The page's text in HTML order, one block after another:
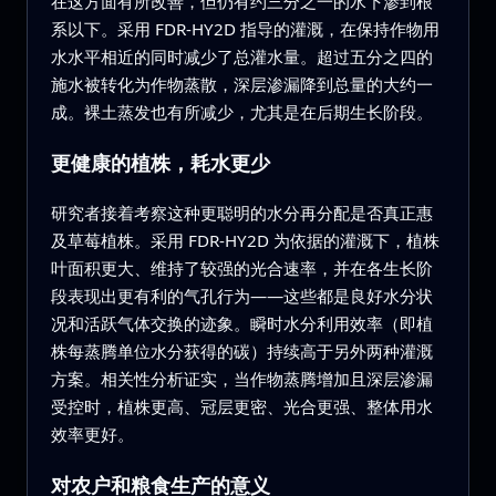
系以下。采用 FDR-HY2D 指导的灌溉，在保持作物用
水水平相近的同时减少了总灌水量。超过五分之四的
施水被转化为作物蒸散，深层渗漏降到总量的大约一
成。裸土蒸发也有所减少，尤其是在后期生长阶段。
更健康的植株，耗水更少
研究者接着考察这种更聪明的水分再分配是否真正惠
及草莓植株。采用 FDR-HY2D 为依据的灌溉下，植株
叶面积更大、维持了较强的光合速率，并在各生长阶
段表现出更有利的气孔行为——这些都是良好水分状
况和活跃气体交换的迹象。瞬时水分利用效率（即植
株每蒸腾单位水分获得的碳）持续高于另外两种灌溉
方案。相关性分析证实，当作物蒸腾增加且深层渗漏
受控时，植株更高、冠层更密、光合更强、整体用水
效率更好。
对农户和粮食生产的意义